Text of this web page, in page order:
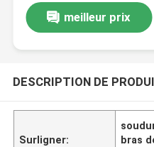
meilleur prix
DESCRIPTION DE
Surligner:
bras